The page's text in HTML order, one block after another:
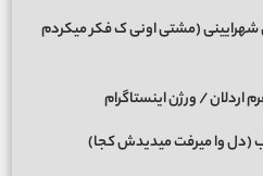
شهرایینی (مشتی اونی ک فکر میکردم
اردلان / ورژن اینستاگرام
(دل وا میرفت میدیدش کجا)